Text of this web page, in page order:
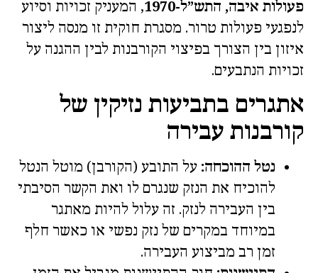
פעולות איבה, התש”ל-1970
, המעניק זכויות וסיוע
לנפגעי פעולות טרור. מסגרת חוקית זו מנסה ליצור
איזון בין הצורך בפיצוי הקורבנות לבין ההגנה על
זכויות הנתבעים.
אתגרים בתביעות נזיקין של
קורבנות עבירה
נטל ההוכחה: על התובע (הקורבן) מוטל הנטל
להוכיח את הנזק שנגרם לו ואת הקשר הסיבתי
בין העבירה לנזק. זה עלול להיות מאתגר
במיוחד במקרים של נזק נפשי או כאשר חלף
זמן רב מביצוע העבירה.